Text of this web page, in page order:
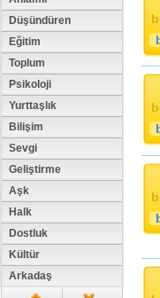
Düşündüren
Eğitim
Toplum
Psikoloji
Yurttaşlık
Bilişim
Sevgi
Geliştirme
Aşk
Halk
Dostluk
Kültür
Arkadaş